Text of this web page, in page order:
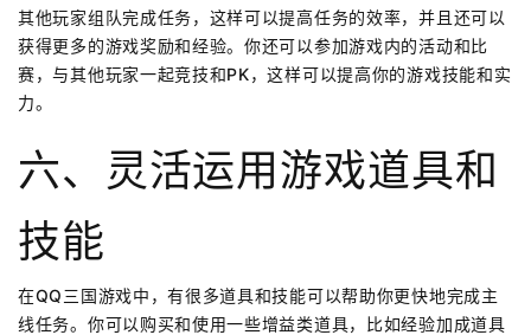
其他玩家组队完成任务，这样可以提高任务的效率，并且还可以
获得更多的游戏奖励和经验。你还可以参加游戏内的活动和比
赛，与其他玩家一起竞技和PK，这样可以提高你的游戏技能和实
力。
六、灵活运用游戏道具和
技能
在QQ三国游戏中，有很多道具和技能可以帮助你更快地完成主
线任务。你可以购买和使用一些增益类道具，比如经验加成道具